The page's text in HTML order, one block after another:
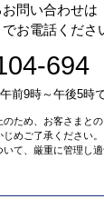
問い合わせは
お電話くださ
694
前9時～午後5時
ため、お客さまと
めご了承ください。
て、厳重に管理し